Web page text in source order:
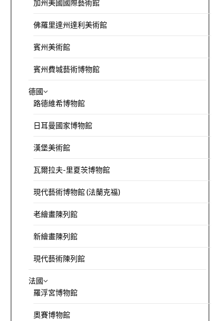
加州美國國際藝術館
佛羅里達州達利美術館
賓州美術館
賓州費城藝術博物館
德國
路德維希博物館
日耳曼國家博物館
漢堡美術館
瓦爾拉夫-里夏茨博物館
現代藝術博物館 (法蘭克福)
老繪畫陳列館
新繪畫陳列館
現代藝術陳列館
法國
羅浮宮博物館
奧賽博物館